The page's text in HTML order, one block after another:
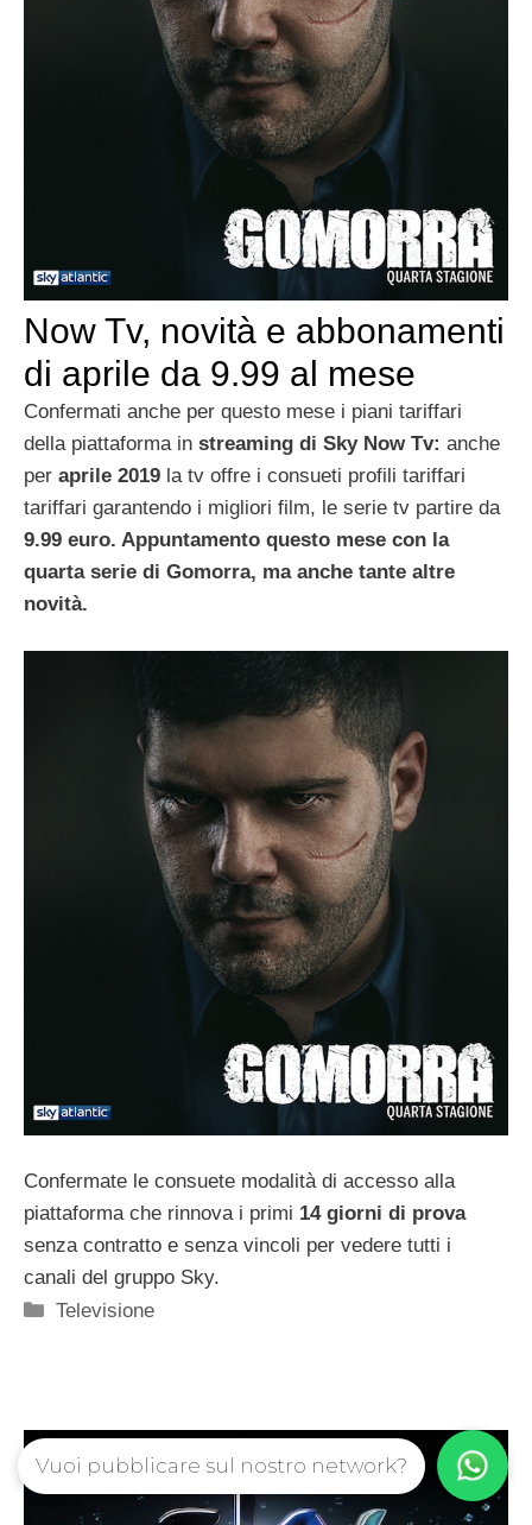
Now Tv, novità e abbonamenti
di aprile da 9.99 al mese
Confermati anche per questo mese i piani tariffari
della piattaforma in streaming di Sky Now Tv: anche
per aprile 2019 la tv offre i consueti profili tariffari
tariffari garantendo i migliori film, le serie tv partire da
9.99 euro. Appuntamento questo mese con la
quarta serie di Gomorra, ma anche tante altre
novità.
Confermate le consuete modalità di accesso alla
piattaforma che rinnova i primi 14 giorni di prova
senza contratto e senza vincoli per vedere tutti i
canali del gruppo Sky.
Categorie
Televisione
Vuoi pubblicare sul nostro network?